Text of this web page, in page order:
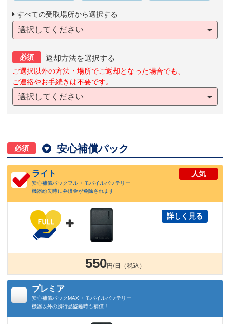
すべての受取場所から選択する
選択してください
必須 返却方法を選択する
ご選択以外の方法・場所でご返却となった場合でも、
ご連絡やお手続きは不要です。
選択してください
必須  安心補償パック
ライト
安心補償パックフル + モバイルバッテリー
機器紛失時に弁済金が免除されます
人気

詳しく見る
550円/日（税込）
プレミア
安心補償パックMAX + モバイルバッテリー
機器以外の携行品盗難時も補償！